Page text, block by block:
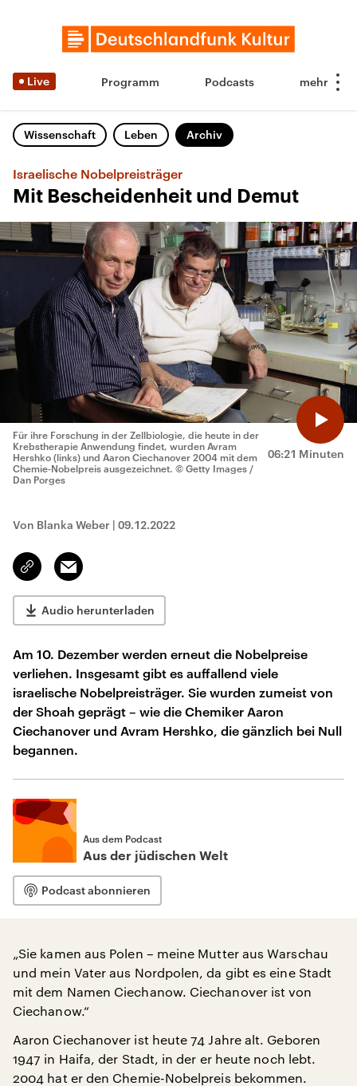
Live Programm Podcasts
Wissenschaft Leben Archiv
Israelische Nobelpreisträger
Mit Bescheidenheit und Demut
06:21 Minuten
Für ihre Forschung in der Zellbiologie, die heute in der
Krebstherapie Anwendung findet, wurden Avram
Hershko (links) und Aaron Ciechanover 2004 mit dem
Chemie-Nobelpreis ausgezeichnet. © Getty Images /
Dan Porges
Von Blanka Weber | 09.12.2022
Link
kopieren/teilen
Email
Audio herunterladen
Am 10. Dezember werden erneut die Nobelpreise
verliehen. Insgesamt gibt es auffallend viele
israelische Nobelpreisträger. Sie wurden zumeist von
der Shoah geprägt – wie die Chemiker Aaron
Ciechanover und Avram Hershko, die gänzlich bei Null
begannen.
Aus dem Podcast
Aus der jüdischen Welt
Podcast abonnieren
„Sie kamen aus Polen – meine Mutter aus Warschau
und mein Vater aus Nordpolen, da gibt es eine Stadt
mit dem Namen Ciechanow. Ciechanover ist von
Ciechanow.“
Aaron Ciechanover ist heute 74 Jahre alt. Geboren
1947 in Haifa, der Stadt, in der er heute noch lebt.
2004 hat er den Chemie-Nobelpreis bekommen.